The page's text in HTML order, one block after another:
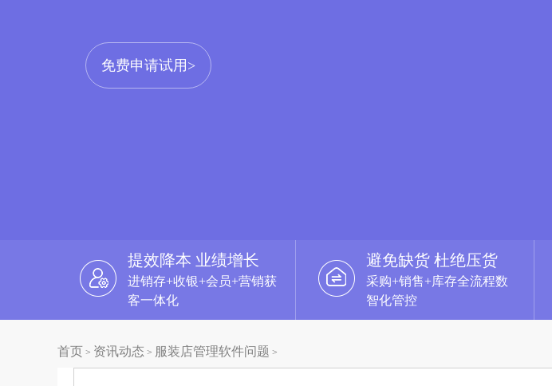
免费申请试用>
提效降本 业绩增长
进销存+收银+会员+营销获
客一体化
避免缺货 杜绝压货
采购+销售+库存全流程数
智化管控
首页 > 资讯动态 > 服装店管理软件问题 >